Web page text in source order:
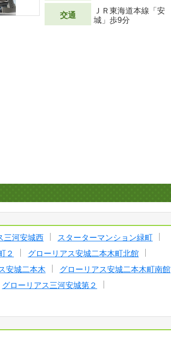
交通
ＪＲ東海道本線「安
城」歩9分
三河安城西
スターターマンション緑町
２
グローリアス安城二本木町北館
安城二本木
グローリアス安城二本木町南館
グローリアス三河安城第２